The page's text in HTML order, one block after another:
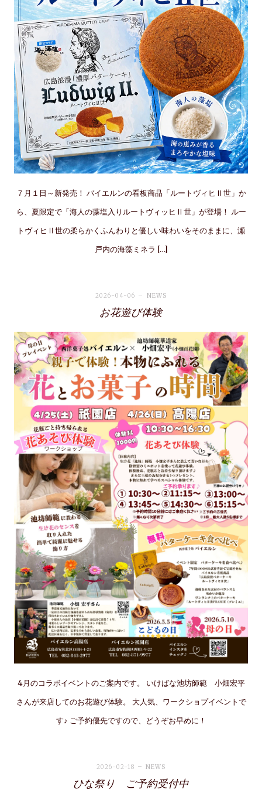
７月１日～新発売！ バイエルンの看板商品「ルートヴィヒⅡ世」か
ら、夏限定で「海人の藻塩入りルートヴィッヒⅡ世」が登場！ ルー
トヴィヒⅡ世の柔らかくふんわりと優しい味わいをそのままに、瀬
戸内の海藻ミネラ […]
2026-04-06 NEWS
お花遊び体験
4月のコラボイベントのご案内です。 いけばな池坊師範 小畑宏平
さんが来店してのお花遊び体験。 大人気、ワークショプイベントで
す♪ ご予約優先ですので、どうぞお早めに！
2026-02-18 NEWS
ひな祭り ご予約受付中